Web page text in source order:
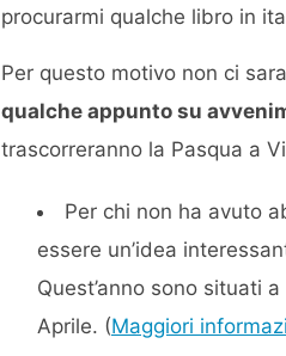
procurarmi qualche libro in
Per questo motivo non ci
qualche appunto su
trascorreranno la Pasqua a
Per chi non ha avuto
essere un’idea
Quest’anno sono situati
Aprile. (Maggiori